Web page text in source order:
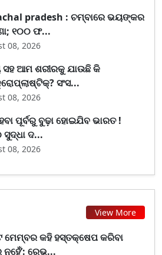
pradesh : ଚମ୍ବାରେ ଭୟଙ୍କର
୧୦୦ ଫ...
08, 2026
ସହ ଆମ ଶରୀରକୁ ଯାଉଛି କି
ସଂସ...
08, 2026
ପୂର୍ବରୁ ବୁଢ଼ା ହୋଇଯିବ ଭାରତ !
ସୁଦ୍ଧା ଦ...
08, 2026
View More
ମେମ୍ବର କହି ହସ୍ତକ୍ଷେପ କରିବା
ରେଭ...